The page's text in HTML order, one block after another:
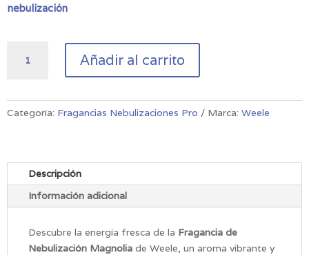
nebulización
Nebulización
cantidad
Añadir al carrito
Categoría: Fragancias Nebulizaciones Pro Marca: Weele
Descripción
Información adicional
Descubre la energía fresca de la Fragancia de
Nebulización Magnolia de Weele, un aroma vibrante y